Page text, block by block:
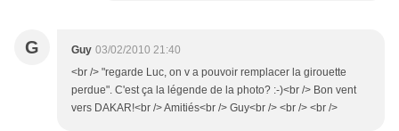
G Guy 03/02/2010 21:40
<br /> "regarde Luc, on v a pouvoir remplacer la girouette
perdue". C'est ça la légende de la photo? :-)<br /> Bon vent
vers DAKAR!<br /> Amitiés<br /> Guy<br /> <br /> <br />